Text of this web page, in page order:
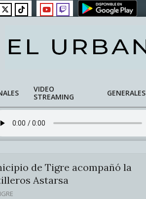
VIDEO
STREAMING
GENERALES
de Tigre acompañó la
Astarsa